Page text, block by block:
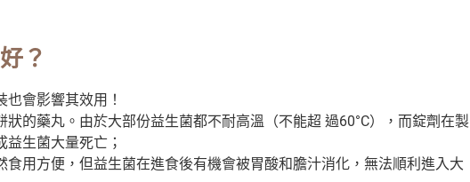
？
會影響其效用！
的藥丸。由於大部份益生菌都不耐高溫（不能超 過60°C），而錠劑在製
生菌大量死亡；
用方便，但益生菌在進食後有機會被胃酸和膽汁消化，無法順利進入大